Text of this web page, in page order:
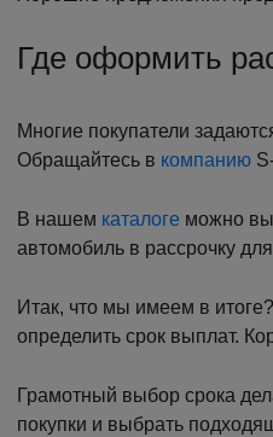
Где оформить
Многие покупатели
Обращайтесь в компанию
В нашем каталоге можно
автомобиль в рассрочку
Итак, что мы имеем в
определить срок выплат.
Грамотный выбор срока
покупки и выбрать